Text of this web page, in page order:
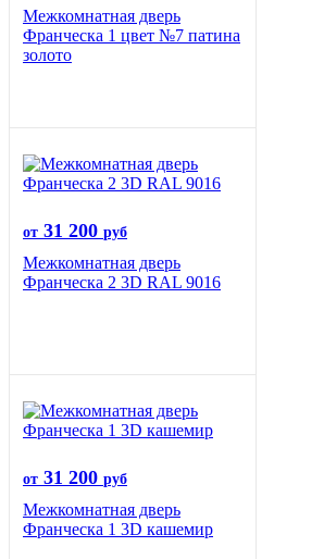
Межкомнатная дверь
Франческа 1 цвет №7 патина
золото
от 31 200 руб
Межкомнатная дверь
Франческа 2 3D RAL 9016
от 31 200 руб
Межкомнатная дверь
Франческа 1 3D кашемир